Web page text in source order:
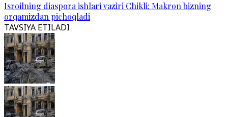
Isroilning diaspora ishlari vaziri Chikli: Makron bizning
orqamizdan pichoqladi
TAVSIYA ETILADI